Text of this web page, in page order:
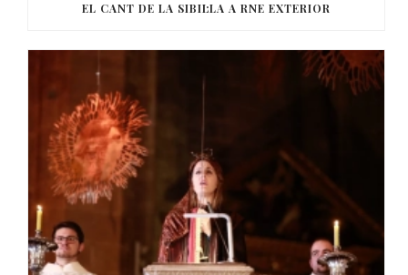
EL CANT DE LA SIBIL·LA A RNE EXTERIOR